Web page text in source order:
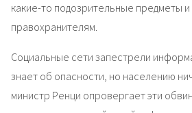
какие-то подозрительные предметы
правохранителям.
Социальные сети запестрели
знает об опасности, но населению
министр Ренци опровергает эти